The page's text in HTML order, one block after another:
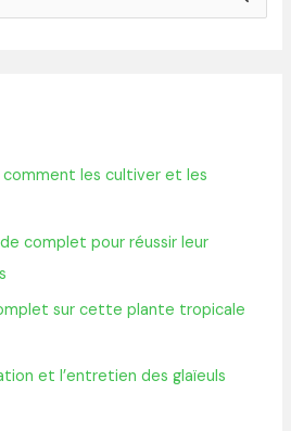
comment les cultiver et les
complet pour réussir leur
sur cette plante tropicale
et l’entretien des glaïeuls